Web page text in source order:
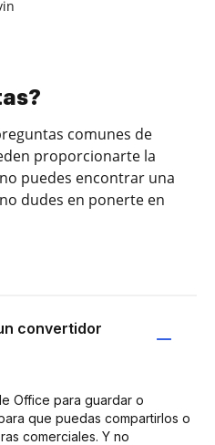
comunes de
proporcionarte la
puedes encontrar una
dudes en ponerte en
convertidor
Office para guardar o
que puedas compartirlos o
comerciales. Y no